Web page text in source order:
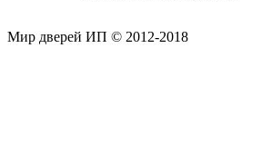
Мир дверей ИП © 2012-2018